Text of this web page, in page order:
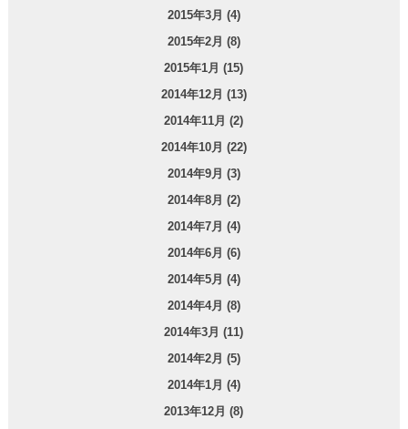
2015年3月 (4)
2015年2月 (8)
2015年1月 (15)
2014年12月 (13)
2014年11月 (2)
2014年10月 (22)
2014年9月 (3)
2014年8月 (2)
2014年7月 (4)
2014年6月 (6)
2014年5月 (4)
2014年4月 (8)
2014年3月 (11)
2014年2月 (5)
2014年1月 (4)
2013年12月 (8)